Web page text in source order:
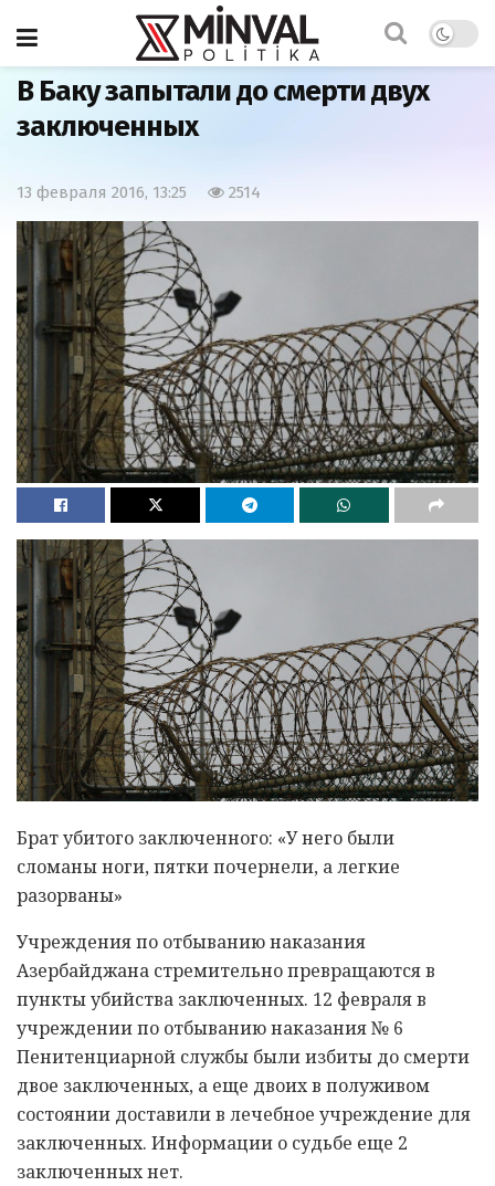
Главная Азербайджан
В Баку запытали до смерти двух
заключенных
13 февраля 2016, 13:25 2514
Брат убитого заключенного: «У него были
сломаны ноги, пятки почернели, а легкие
разорваны»
Учреждения по отбыванию наказания
Азербайджана стремительно превращаются в
пункты убийства заключенных. 12 февраля в
учреждении по отбыванию наказания № 6
Пенитенциарной службы были избиты до смерти
двое заключенных, а еще двоих в полуживом
состоянии доставили в лечебное учреждение для
заключенных. Информации о судьбе еще 2
заключенных нет.